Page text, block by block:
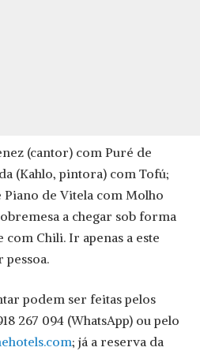
(cantor) com Puré de
(Kahlo, pintora) com Tofú;
Piano de Vitela com Molho
a chegar sob forma
Chili. Ir apenas a este
pessoa.
podem ser feitas pelos
267 094 (WhatsApp) ou pelo
; já a reserva da